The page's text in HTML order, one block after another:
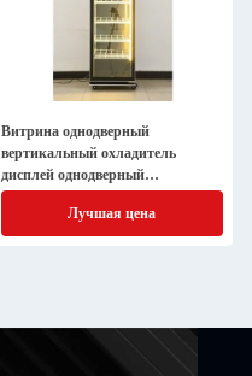
Витрина однодверный
вертикальный охладитель
дисплей однодверный
стеклянный холодильник
охладительЛучшая цена